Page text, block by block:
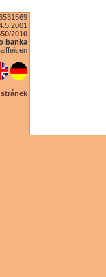
2010
banka